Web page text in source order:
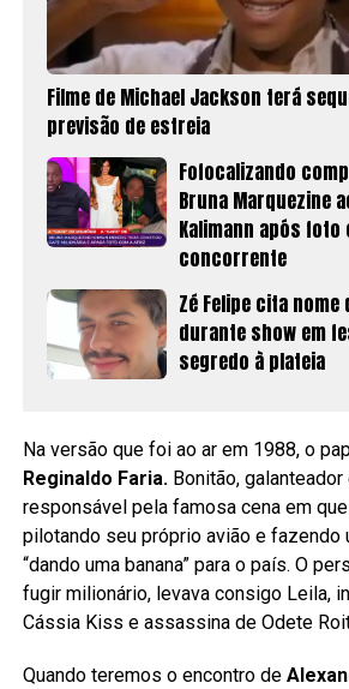
Filme de Michael Jackson terá
previsão de estreia
Fofocalizando
Bruna Marquezine
Kalimann após foto
concorrente
Zé Felipe cita nome
durante show em
segredo à plateia
Na versão que foi ao ar em 1988, o
Reginaldo Faria.Bonitão,
responsável pela famosa cena em
pilotando seu próprio avião e fazendo
“dando uma banana” para o país. O
fugir milionário, levava consigo Leila,
Cássia Kiss e assassina de Odete
Quando teremos o encontro de